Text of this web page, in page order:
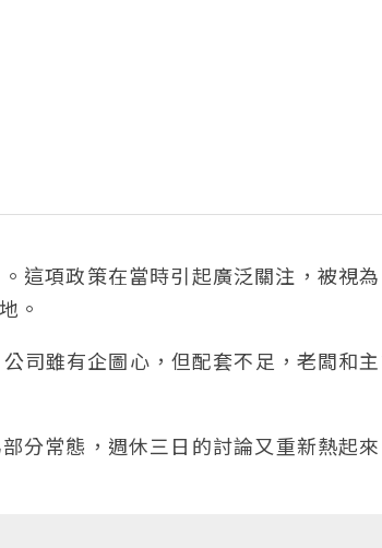
這項政策在當時引起廣泛關注，被視
。
司雖有企圖心，但配套不足，老闆和
分常態，週休三日的討論又重新熱起